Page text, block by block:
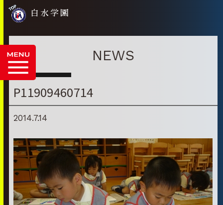
白水学園
NEWS
P11909460714
2014.7.14